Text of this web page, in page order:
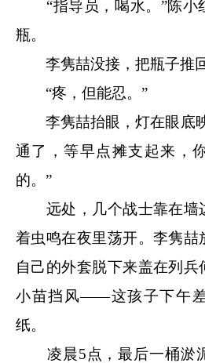
“指导员，喝水。”陈小
瓶。
李隽喆没接，把瓶子推回
“疼，但能忍。”
李隽喆抬眼，灯在眼底
通了，等早点摊支起来，
的。”
远处，几个战士靠在墙
着虫鸣在夜里荡开。李隽喆
自己的外套脱下来盖在列兵
小苗挡风——这孩子下午
纸。
凌晨5点，最后一桶淤